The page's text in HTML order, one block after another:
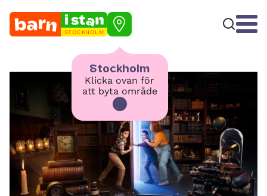
STOCKHOLM
Stockholm
Klicka ovan för
att byta område